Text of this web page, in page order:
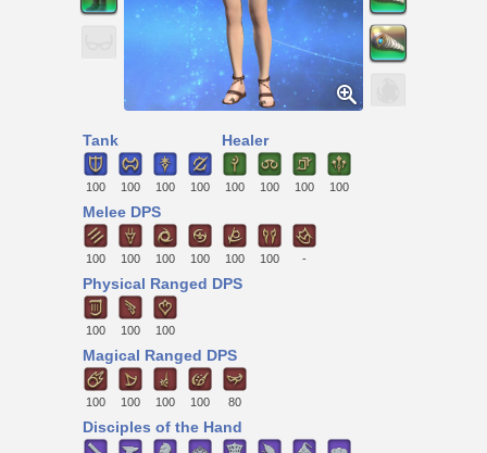
Tank
100 100 100 100
Healer
100 100 100 100
Melee DPS
100 100 100 100 100 100 -
Physical Ranged DPS
100 100 100
Magical Ranged DPS
100 100 100 100 80
Disciples of the Hand